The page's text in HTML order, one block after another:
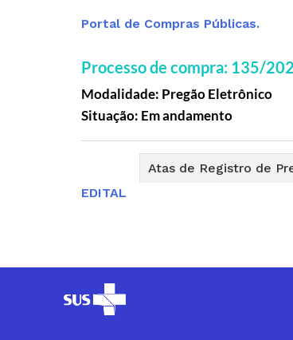
Portal de Compras Públicas.
Processo de compra: 135/
Modalidade: Pregão Eletrônico
Situação: Em andamento
Atas de Registro de
EDITAL